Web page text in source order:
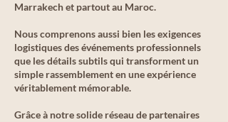
Marrakech et partout au Maroc.
Nous comprenons aussi bien les exigences
logistiques des événements professionnels
que les détails subtils qui transforment un
simple rassemblement en une expérience
véritablement mémorable.
Grâce à notre solide réseau de partenaires